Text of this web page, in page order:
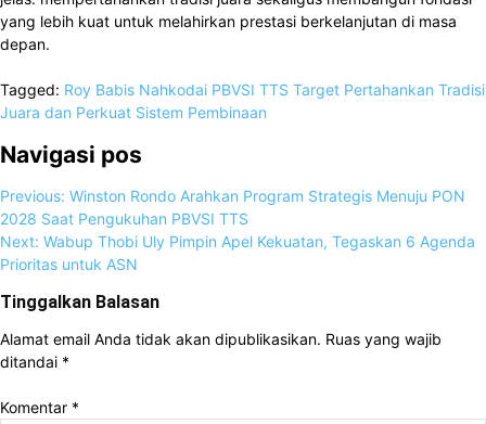
yang lebih kuat untuk melahirkan prestasi berkelanjutan di masa
depan.
Tagged: Roy Babis Nahkodai PBVSI TTS Target Pertahankan Tradisi
Juara dan Perkuat Sistem Pembinaan
Navigasi pos
Previous: Winston Rondo Arahkan Program Strategis Menuju PON
2028 Saat Pengukuhan PBVSI TTS
Next: Wabup Thobi Uly Pimpin Apel Kekuatan, Tegaskan 6 Agenda
Prioritas untuk ASN
Tinggalkan Balasan
Alamat email Anda tidak akan dipublikasikan. Ruas yang wajib
ditandai *
Komentar *